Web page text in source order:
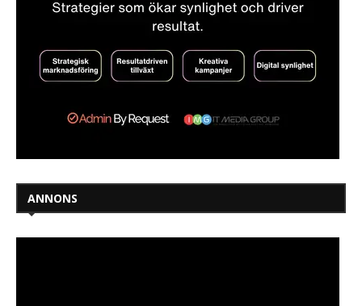
ANNONS